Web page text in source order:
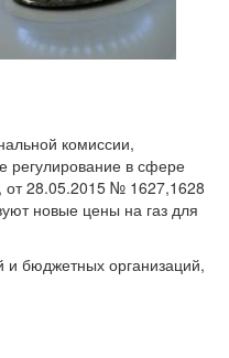
комиссии,
регулирование в сфере
от 28.05.2015 № 1627,1628
новые цены на газ для
бюджетных организаций,